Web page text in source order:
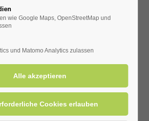
Akkordeonmelodien unterhält
'88
frei, ohne 3,00 €
wie Google Maps, OpenStreetMap und
und Matomo Analytics zulassen